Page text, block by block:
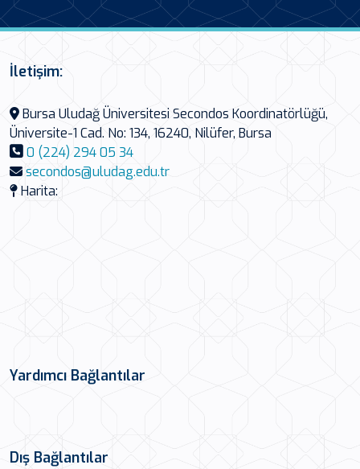
İletişim:
Bursa Uludağ Üniversitesi Secondos Koordinatörlüğü,
Üniversite-1 Cad. No: 134, 16240, Nilüfer, Bursa
0 (224) 294 05 34
secondos@uludag.edu.tr
Harita:
Yardımcı Bağlantılar
Dış Bağlantılar